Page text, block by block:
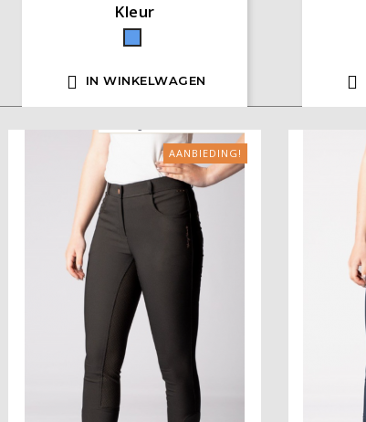
Kleur
Blauw
 IN WINKELWAGEN 
AANBIEDING!